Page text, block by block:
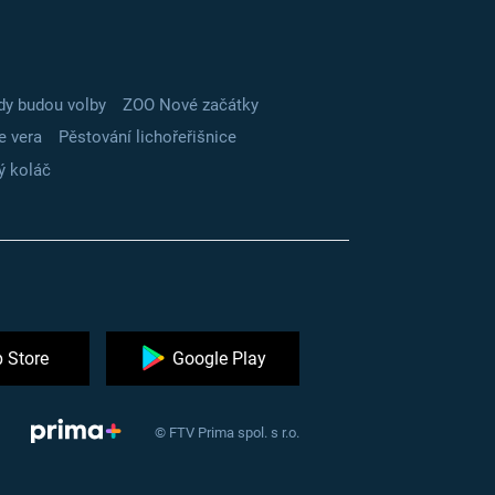
budou volby
ZOO Nové začátky
vera
Pěstování lichořeřišnice
koláč
Store Google Play
© FTV Prima spol. s r.o.